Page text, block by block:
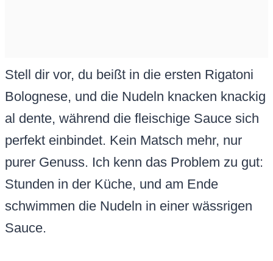
Stell dir vor, du beißt in die ersten Rigatoni
Bolognese, und die Nudeln knacken knackig
al dente, während die fleischige Sauce sich
perfekt einbindet. Kein Matsch mehr, nur
purer Genuss. Ich kenn das Problem zu gut:
Stunden in der Küche, und am Ende
schwimmen die Nudeln in einer wässrigen
Sauce.